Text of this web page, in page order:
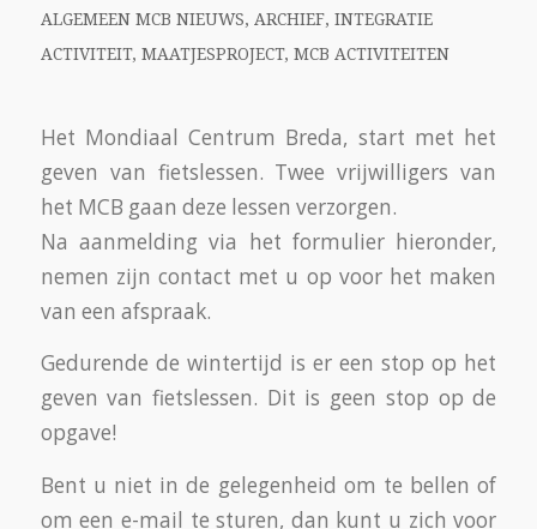
13 JULI 2019 / DOORMCB
INTEGREREN VIA DE
EFTELING
ALGEMEEN MCB NIEUWS , ARCHIEF , INTEGRATIE
ACTIVITEIT,MAATJESPROJECT ,MCB ACTIVITEITEN,
VLUCHTELINGEN
Samen voor de poorten van de Efteling
Verslag van Maatjesproject (Mondiaal
Centrum Breda), Efteling-uitstap 17 juni 2019.